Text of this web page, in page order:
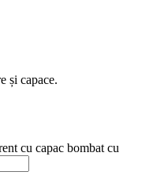
și capace.
cu capac bombat cu